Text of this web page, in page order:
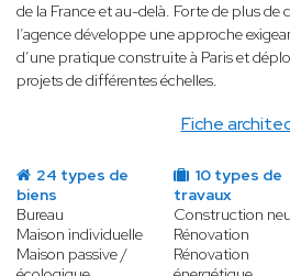
Fiche
de la France et au-delà. Forte de plus de
l’agence développe une approche
d’une pratique construite à Paris et
projets de différentes échelles.
24 types de
biens
Bureau
Maison individuelle
Maison passive /
10 types de
travaux
Construction
Rénovation
Rénovation